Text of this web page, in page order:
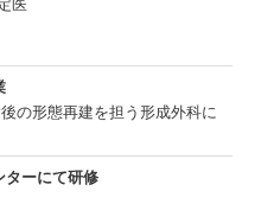
の形態再建を担う形成外科に
ターにて研修